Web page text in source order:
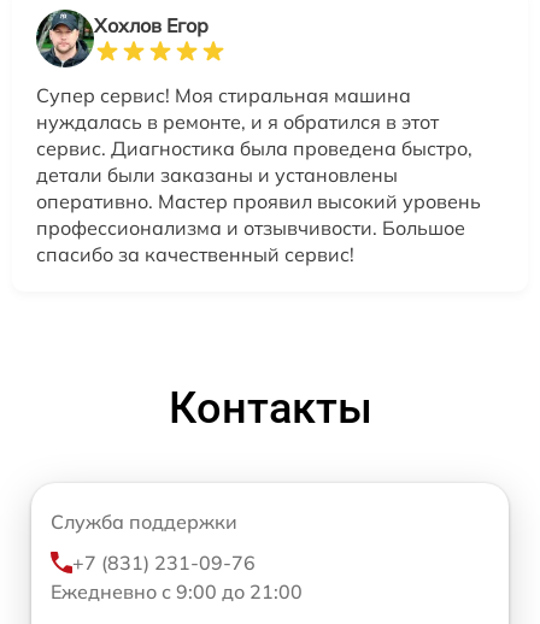
Хохлов Егор
Супер сервис! Моя стиральная машина
нуждалась в ремонте, и я обратился в этот
сервис. Диагностика была проведена быстро,
детали были заказаны и установлены
оперативно. Мастер проявил высокий уровень
профессионализма и отзывчивости. Большое
спасибо за качественный сервис!
Контакты
Служба поддержки
+7 (831) 231-09-76
Ежедневно с 9:00 до 21:00